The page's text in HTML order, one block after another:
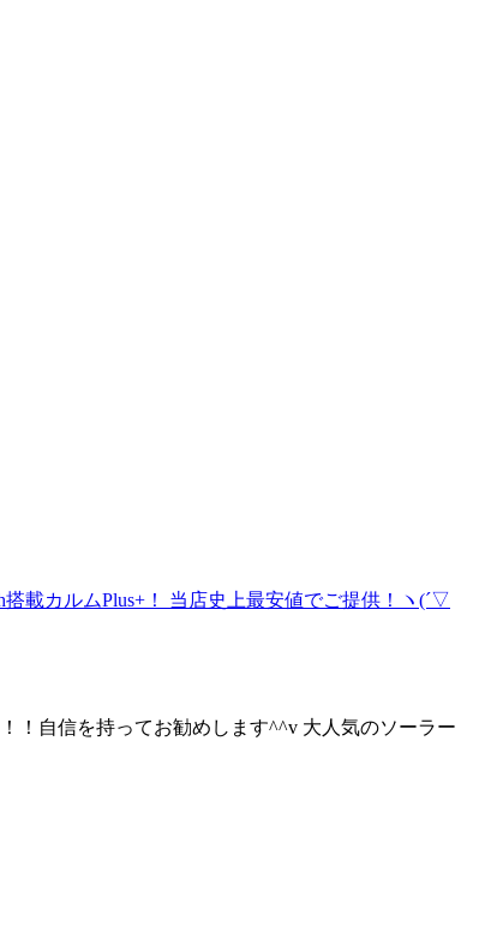
！自信を持ってお勧めします^^v 大人気のソーラー